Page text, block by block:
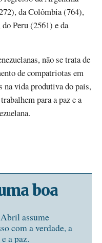
da Colômbia (764),
Peru (2561) e da
não se trata de
de compatriotas em
na vida produtiva do país,
para a paz e a
boa
assume
com a verdade, a
a paz.